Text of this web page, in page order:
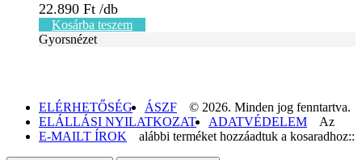
22.890 Ft
Kosárba teszem
Gyorsnézet
ELÉRHETŐSÉG
ÁSZF
ELÁLLÁSI NYILATKOZAT
ADATVÉDELEM
E-MAILT ÍROK
© 2026. Minden jog fenntartva.
Az
alábbi terméket hozzáadtuk a kosaradhoz::